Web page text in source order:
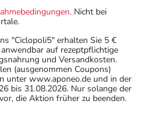
. Nicht bei
"Ciclopoli5" erhalten Sie 5 €
auf rezeptpflichtige
und Versandkosten.
(ausgenommen Coupons)
unter www.aponeo.de und in der
bis 31.08.2026. Nur solange der
die Aktion früher zu beenden.